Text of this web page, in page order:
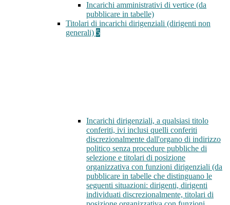
Incarichi amministrativi di vertice (da
pubblicare in tabelle)
Titolari di incarichi dirigenziali (dirigenti non
generali) 5
Incarichi dirigenziali, a qualsiasi titolo
conferiti, ivi inclusi quelli conferiti
discrezionalmente dall'organo di indirizzo
politico senza procedure pubbliche di
selezione e titolari di posizione
organizzativa con funzioni dirigenziali (da
pubblicare in tabelle che distinguano le
seguenti situazioni: dirigenti, dirigenti
individuati discrezionalmente, titolari di